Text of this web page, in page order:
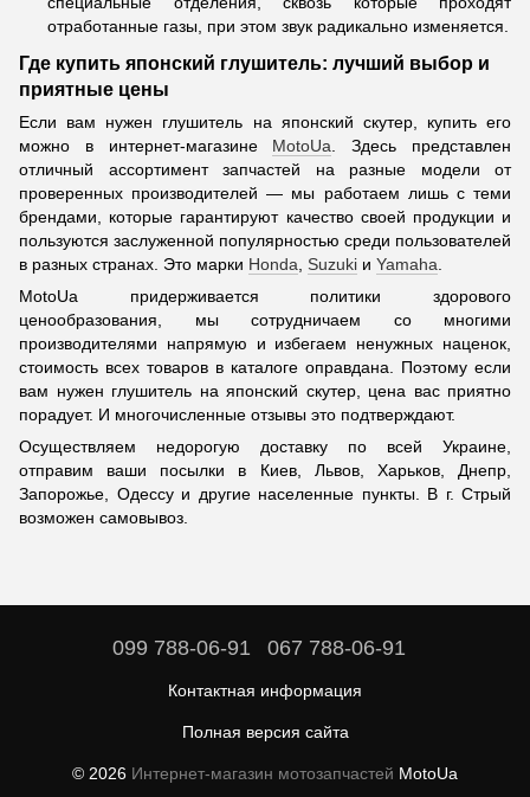
отработанные газы, при этом звук радикально изменяется.
Где купить японский глушитель: лучший выбор и
приятные цены
Если вам нужен глушитель на японский скутер, купить его
можно в интернет-магазине MotoUa . Здесь представлен
отличный ассортимент запчастей на разные модели от
проверенных производителей — мы работаем лишь с теми
брендами, которые гарантируют качество своей продукции и
пользуются заслуженной популярностью среди пользователей
в разных странах. Это марки Honda Suzuki и Yamaha
MotoUa придерживается политики здорового
ценообразования, мы сотрудничаем со многими
производителями напрямую и избегаем ненужных наценок,
стоимость всех товаров в каталоге оправдана. Поэтому если
вам нужен глушитель на японский скутер, цена вас приятно
порадует. И многочисленные отзывы это подтверждают.
Осуществляем недорогую доставку по всей Украине,
отправим ваши посылки в Киев, Львов, Харьков, Днепр,
Запорожье, Одессу и другие населенные пункты. В г. Стрый
возможен самовывоз.
099 788-06-91 067 788-06-91
Контактная информация
Полная версия сайта
© 2026 Интернет-магазин мотозапчастей MotoUa